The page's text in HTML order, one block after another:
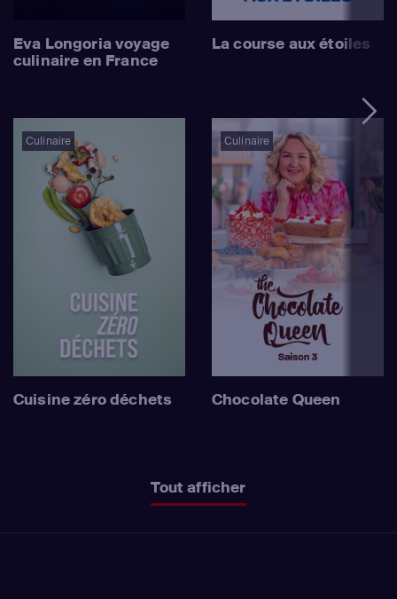
Eva Longoria voyage
culinaire en France
La course aux étoiles
Culinaire
Cuisine zéro déchets
Culinaire
Chocolate Queen
Tout afficher